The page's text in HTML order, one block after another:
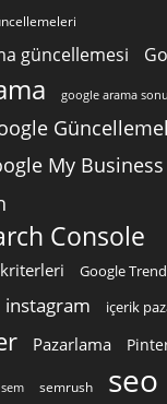
güncellemesi
google arama
My Business
Console
Google
instagram içerik
Pazarlama
sem semrush seo